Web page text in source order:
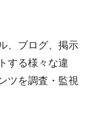
、ブログ、掲示
する様々な違
ツを調査・監視